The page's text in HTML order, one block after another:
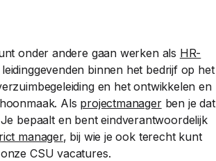
onder andere gaan werken als HR-
binnen het bedrijf op het
en het ontwikkelen en
Als projectmanagerben je dat
bepaalt en bent eindverantwoordelijk
manager, bij wie je ook terecht kunt
CSU vacatures.